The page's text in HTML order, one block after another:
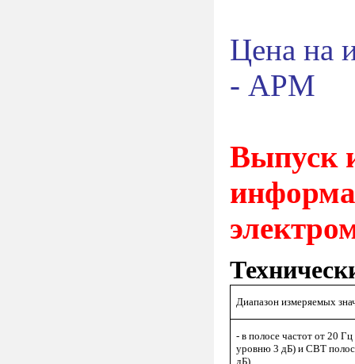
Цена на
- АРМ
Выпуск
Диапазон измеряемых
- в полосе частот от 20
уровню 3 дБ) и СВТ
дБ)